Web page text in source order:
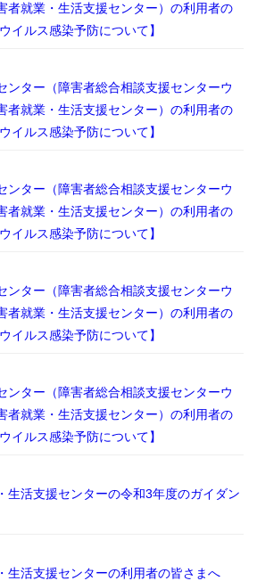
者就業・生活支援センター）の利用者の
イルス感染予防について】
ンター（障害者総合相談支援センターウ
者就業・生活支援センター）の利用者の
イルス感染予防について】
ンター（障害者総合相談支援センターウ
者就業・生活支援センター）の利用者の
イルス感染予防について】
ンター（障害者総合相談支援センターウ
者就業・生活支援センター）の利用者の
イルス感染予防について】
ンター（障害者総合相談支援センターウ
者就業・生活支援センター）の利用者の
イルス感染予防について】
生活支援センターの令和3年度のガイダン
生活支援センターの利用者の皆さまへ